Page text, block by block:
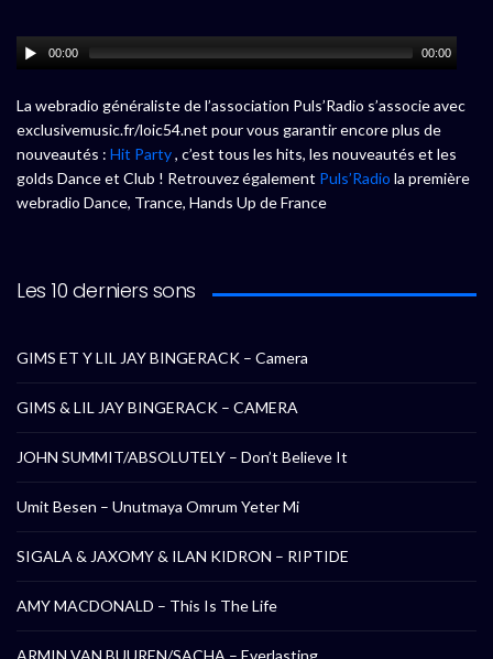
00:00 00:00
La webradio généraliste de l’association Puls’Radio s’associe avec
exclusivemusic.fr/loic54.net pour vous garantir encore plus de
nouveautés : Hit Party, c’est tous les hits, les nouveautés et les
golds Dance et Club ! Retrouvez également Puls’Radio la première
webradio Dance, Trance, Hands Up de France
Les 10 derniers sons
GIMS ET Y LIL JAY BINGERACK – Camera
GIMS & LIL JAY BINGERACK – CAMERA
JOHN SUMMIT/ABSOLUTELY – Don’t Believe It
Umit Besen – Unutmaya Omrum Yeter Mi
SIGALA & JAXOMY & ILAN KIDRON – RIPTIDE
AMY MACDONALD – This Is The Life